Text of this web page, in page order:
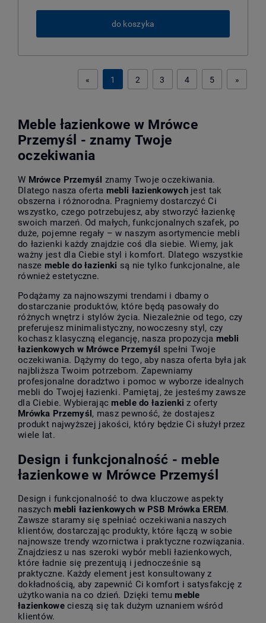
do koszyka
« 1 2 3 4 5 »
Meble łazienkowe w Mrówce
Przemyśl - znamy Twoje
oczekiwania
W Mrówce Przemyśl znamy Twoje oczekiwania.
Dlatego nasza oferta mebli łazienkowychjest tak
obszerna i różnorodna. Pragniemy dostarczyć Ci
wszystko, czego potrzebujesz, aby stworzyć łazienkę
swoich marzeń. Od małych, funkcjonalnych szafek, po
duże, pojemne regały – w naszym asortymencie mebli
do łazienki każdy znajdzie coś dla siebie. Wiemy, jak
ważny jest dla Ciebie styl i komfort. Dlatego wszystkie
nasze meble do łazienki są nie tylko funkcjonalne, ale
również estetyczne.
Podążamy za najnowszymi trendami i dbamy o
dostarczanie produktów, które będą pasowały do
różnych wnętrz i stylów życia. Niezależnie od tego, czy
preferujesz minimalistyczny, nowoczesny styl, czy
kochasz klasyczną elegancję, nasza propozycja mebli
łazienkowych w Mrówce Przemyśl spełni Twoje
oczekiwania. Dążymy do tego, aby nasza oferta była jak
najbliższa Twoim potrzebom. Zapewniamy
profesjonalne doradztwo i pomoc w wyborze idealnych
mebli do Twojej łazienki. Pamiętaj, że jesteśmy zawsze
dla Ciebie. Wybierającmeble do łazienki z oferty
Mrówka Przemyśl, masz pewność, że dostajesz
produkt najwyższej jakości, który będzie Ci służył przez
wiele lat.
Design i funkcjonalność - meble
łazienkowe w Mrówce Przemyśl
Design i funkcjonalność to dwa kluczowe aspekty
naszychmebli łazienkowych w PSB Mrówka EREM .
Zawsze staramy się spełniać oczekiwania naszych
klientów, dostarczając produkty, które łączą w sobie
najnowsze trendy wzornictwa i praktyczne rozwiązania.
Znajdziesz u nas szeroki wybór mebli łazienkowych,
które ładnie się prezentują i jednocześnie są
praktyczne. Każdy element jest konsultowany z
dokładnością, aby zapewnić Ci komfort i satysfakcję z
użytkowania na co dzień. Dzięki temumeble
łazienkowecieszą się tak dużym uznaniem wśród
klientów.